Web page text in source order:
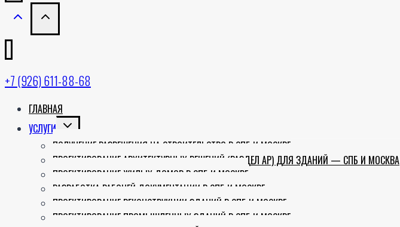
+7 (926) 611-88-68
ГЛАВНАЯ
УСЛУГИ TOGGLE
ПОЛУЧЕНИЕ РАЗРЕШЕНИЯ НА СТРОИТЕЛЬСТВО В СПБ И МОСКВЕ
ПРОЕКТИРОВАНИЕ АРХИТЕКТУРНЫХ РЕШЕНИЙ (РАЗДЕЛ АР) ДЛЯ ЗДАНИЙ — СПБ И МОСКВА
ПРОЕКТИРОВАНИЕ ЖИЛЫХ ДОМОВ В СПБ И МОСКВЕ
РАЗРАБОТКА РАБОЧЕЙ ДОКУМЕНТАЦИИ В СПБ И МОСКВЕ
ПРОЕКТИРОВАНИЕ РЕКОНСТРУКЦИИ ЗДАНИЙ В СПБ И МОСКВЕ
ПРОЕКТИРОВАНИЕ ПРОМЫШЛЕННЫХ ЗДАНИЙ В СПБ И МОСКВЕ